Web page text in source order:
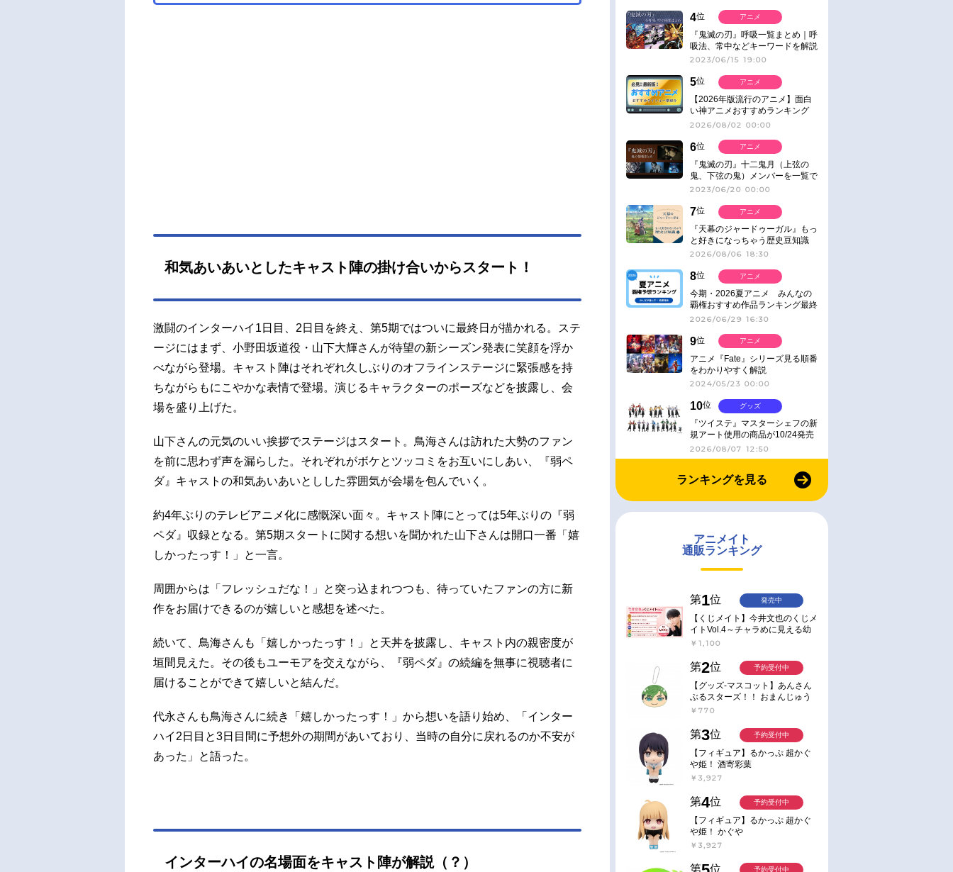
和気あいあいとしたキャスト陣の掛け合いからスタート！
激闘のインターハイ1日目、2日目を終え、第5期ではついに最終日が描かれる。ステ
ージにはまず、小野田坂道役・山下大輝さんが待望の新シーズン発表に笑顔を浮か
べながら登場。キャスト陣はそれぞれ久しぶりのオフラインステージに緊張感を持
ちながらもにこやかな表情で登場。演じるキャラクターのポーズなどを披露し、会
場を盛り上げた。
山下さんの元気のいい挨拶でステージはスタート。鳥海さんは訪れた大勢のファン
を前に思わず声を漏らした。それぞれがボケとツッコミをお互いにしあい、『弱ペ
ダ』キャストの和気あいあいとしした雰囲気が会場を包んでいく。
約4年ぶりのテレビアニメ化に感慨深い面々。キャスト陣にとっては5年ぶりの『弱
ペダ』収録となる。第5期スタートに関する想いを聞かれた山下さんは開口一番「嬉
しかったっす！」と一言。
周囲からは「フレッシュだな！」と突っ込まれつつも、待っていたファンの方に新
作をお届けできるのが嬉しいと感想を述べた。
続いて、鳥海さんも「嬉しかったっす！」と天丼を披露し、キャスト内の親密度が
垣間見えた。その後もユーモアを交えながら、『弱ペダ』の続編を無事に視聴者に
届けることができて嬉しいと結んだ。
代永さんも鳥海さんに続き「嬉しかったっす！」から想いを語り始め、「インター
ハイ2日目と3日目間に予想外の期間があいており、当時の自分に戻れるのか不安が
あった」と語った。
インターハイの名場面をキャスト陣が解説（？）
4位
『鬼滅の刃』呼吸一覧まとめ｜呼
吸法、常中などキーワードを解説
2023/06/15 19:00
アニメ
5位
【2026年版流行のアニメ】面白
い神アニメおすすめランキング
【名作・話題作】｜ジャンル別人
2026/08/02 00:00
アニメ
6位
『鬼滅の刃』十二鬼月（上弦の
鬼、下弦の鬼）メンバーを一覧で
紹介＆解説（登場鬼の情報まと
2023/06/20 00:00
アニメ
7位
『天幕のジャードゥーガル』もっ
と好きになっちゃう歴史豆知識
2026/08/06 18:30
アニメ
8位
今期・2026夏アニメ みんなの
覇権おすすめ作品ランキング最終
結果発表！
2026/06/29 16:30
アニメ
9位
アニメ『Fate』シリーズ見る順番
をわかりやすく解説
2024/05/23 00:00
アニメ
10位
『ツイステ』マスターシェフの新
規アート使用の商品が10/24発売
2026/08/07 12:50
グッズ
ランキングを見る
アニメイト
通販ランキング
第1位
【くじメイト】今井文也のくじメ
イトVol.4～チャラめに見える幼
馴染、実は一途で独占欲が強いん
￥1,100
発売中
第2位
【グッズ-マスコット】あんさん
ぶるスターズ！！ おまんじゅう
にぎにぎマスコット ねくすと2
￥770
予約受付中
第3位
【フィギュア】るかっぷ 超かぐ
や姫！ 酒寄彩葉
￥3,927
予約受付中
第4位
【フィギュア】るかっぷ 超かぐ
や姫！ かぐや
￥3,927
予約受付中
第 位 予約受付中